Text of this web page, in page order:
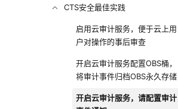
CTS安全最佳实践
启用云审计服务，便于云上用
户对操作的事后审查
开启云审计服务配置OBS桶，
将审计事件归档OBS永久存储
开启云审计服务，请配置审计